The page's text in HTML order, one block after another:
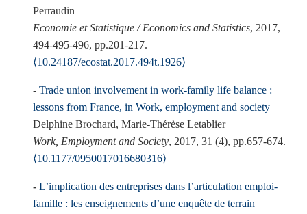
Perraudin
Economie et Statistique / Economics and Statistics, 2017,
494-495-496, pp.201-217.
⟨10.24187/ecostat.2017.494t.1926⟩
Trade union involvement in work-family life balance :
lessons from France, in Work, employment and society
Delphine Brochard, Marie-Thérèse Letablier
Work, Employment and Society, 2017, 31 (4), pp.657-674.
⟨10.1177/0950017016680316⟩
L’implication des entreprises dans l’articulation emploi-
famille : les enseignements d’une enquête de terrain